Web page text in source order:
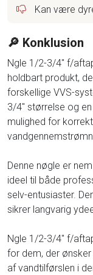
Kan være
🔎 Konklusion
Ngle 1/2-3/4'' f/
holdbart produkt,
forskellige VVS-
3/4'' størrelse og
mulighed for
Denne nøgle er
ideel til både
selv-entusiaster.
sikrer langvarig
Ngle 1/2-3/4'' f/
for dem, der
af vandtilførslen i